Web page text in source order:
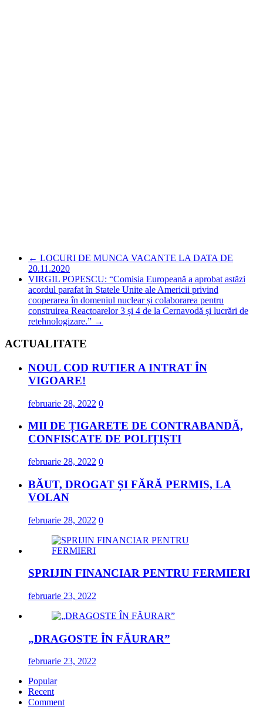
← LOCURI DE MUNCA VACANTE LA DATA DE
20.11.2020
VIRGIL POPESCU: “Comisia Europeană a aprobat astăzi
acordul parafat în Statele Unite ale Americii privind
cooperarea în domeniul nuclear și colaborarea pentru
construirea Reactoarelor 3 și 4 de la Cernavodă și lucrări de
retehnologizare.” →
ACTUALITATE
NOUL COD RUTIER A INTRAT ÎN
VIGOARE!
februarie 28, 2022 0
MII DE ȚIGARETE DE CONTRABANDĂ,
CONFISCATE DE POLIȚIȘTI
februarie 28, 2022 0
BĂUT, DROGAT ȘI FĂRĂ PERMIS, LA
VOLAN
februarie 28, 2022 0
SPRIJIN FINANCIAR PENTRU FERMIERI
februarie 23, 2022
„DRAGOSTE ÎN FĂURAR”
februarie 23, 2022
Popular
Recent
Comment